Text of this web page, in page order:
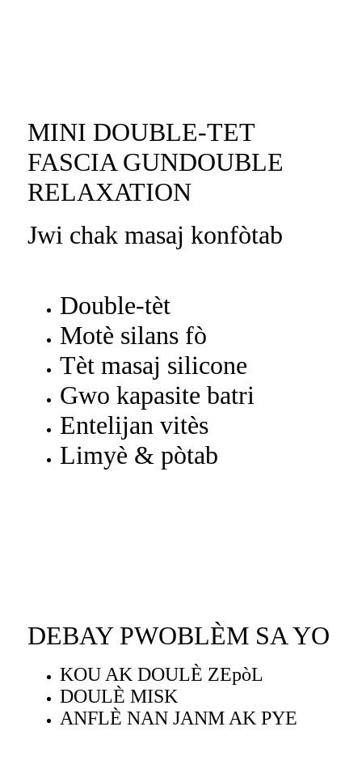
MINI DOUBLE-TET
FASCIA GUNDOUBLE
RELAXATION
Jwi chak masaj konfòtab
Double-tèt
Motè silans fò
Tèt masaj silicone
Gwo kapasite batri
Entelijan vitès
Limyè & pòtab
DEBAY PWOBLÈM SA YO
KOU AK DOULÈ ZEpòL
DOULÈ MISK
ANFLÈ NAN JANM AK PYE